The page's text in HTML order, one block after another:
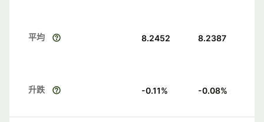
平均 8.2452 8.2387
升跌 -0.11% -0.08%